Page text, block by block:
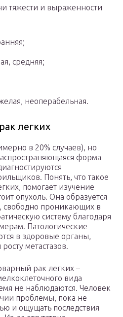
тяжести и выраженности
средняя;
неоперабельная.
легких
в 20% случаев), но
форма
Понять, что такое
помогает изучение
опухоль. Она образуется
свободно проникающих в
систему благодаря
Патологические
в здоровые органы,
метастазов.
рак легких –
вида
не наблюдаются. Человек
проблемы, пока не
и ощущать последствия